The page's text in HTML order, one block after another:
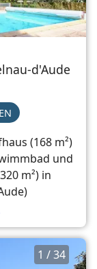
d'Aude
(168 m²)
und
m²) in
1 / 34